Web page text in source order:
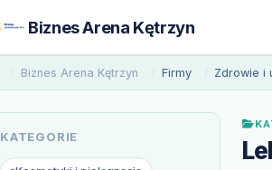
Biznes Arena Kętrzyn
Biznes Arena Kętrzyn Firmy Zdrowie i
KATEGORIE